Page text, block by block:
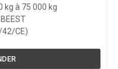
kg à 75 000 kg
42/CE)